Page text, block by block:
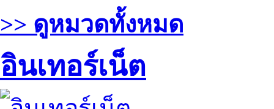
>> ดูหมวดทั้งหมด
อินเทอร์เน็ต